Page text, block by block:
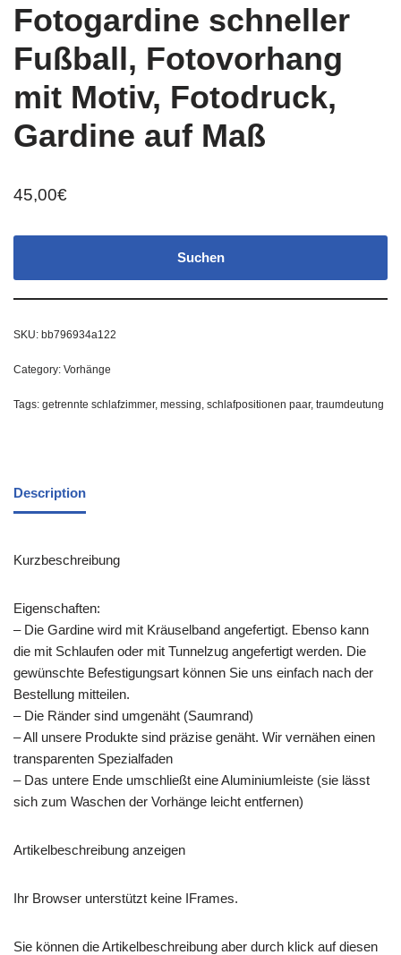
Fotogardine schneller
Fußball, Fotovorhang
mit Motiv, Fotodruck,
Gardine auf Maß
45,00€
Suchen
SKU: bb796934a122
Category: Vorhänge
Tags: getrennte schlafzimmer, messing schlafpositionen paar, traumdeutung
Description
Kurzbeschreibung
Eigenschaften:
– Die Gardine wird mit Kräuselband angefertigt. Ebenso kann
die mit Schlaufen oder mit Tunnelzug angefertigt werden. Die
gewünschte Befestigungsart können Sie uns einfach nach der
Bestellung mitteilen.
– Die Ränder sind umgenäht (Saumrand)
– All unsere Produkte sind präzise genäht. Wir vernähen einen
transparenten Spezialfaden
– Das untere Ende umschließt eine Aluminiumleiste (sie lässt
sich zum Waschen der Vorhänge leicht entfernen)
Artikelbeschreibung anzeigen
Ihr Browser unterstützt keine IFrames.
Sie können die Artikelbeschreibung aber durch klick auf diesen